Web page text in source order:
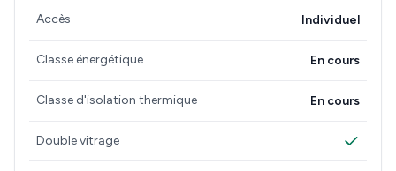
Accès Individuel
Classe énergétique En cours
Classe d'isolation thermique En cours
Double vitrage